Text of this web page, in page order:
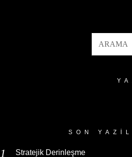
SON
Stratejik Derinleşme